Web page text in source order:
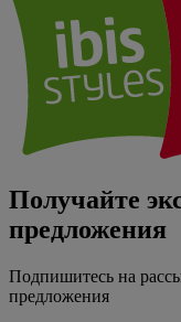
Получайте
предложения
Подпишитесь на
предложения